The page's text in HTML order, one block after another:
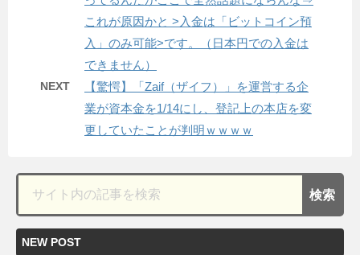
これが原因かと >入金は「ビットコイン預
入」のみ可能>です。（日本円での入金は
できません）
NEXT
【驚愕】「Zaif（ザイフ）」を運営する企
業が資本金を1/14にし、登記上の本店を変
更していたことが判明ｗｗｗｗ
NEW POST